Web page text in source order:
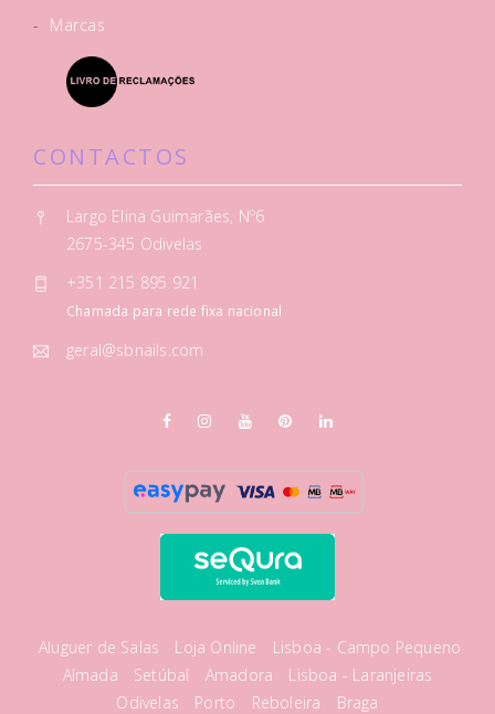
-
Marcas
CONTACTOS
Largo Elina Guimarães, Nº6
2675-345 Odivelas
+351 215 895 921
Chamada para rede fixa nacional
geral@sbnails.com
Aluguer de Salas Loja Online
Lisboa - Campo Pequeno
Almada
Setúbal Amadora
Lisboa - Laranjeiras
Odivelas
Porto Reboleira Braga